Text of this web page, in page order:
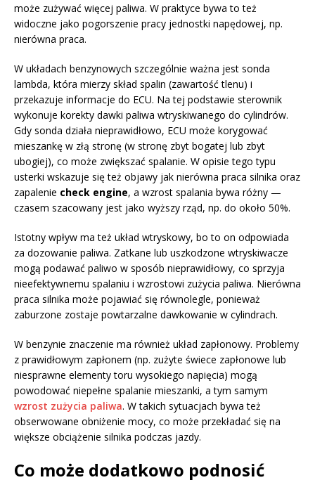
może zużywać więcej paliwa. W praktyce bywa to też
widoczne jako pogorszenie pracy jednostki napędowej, np.
nierówna praca.
W układach benzynowych szczególnie ważna jest sonda
lambda, która mierzy skład spalin (zawartość tlenu) i
przekazuje informacje do ECU. Na tej podstawie sterownik
wykonuje korekty dawki paliwa wtryskiwanego do cylindrów.
Gdy sonda działa nieprawidłowo, ECU może korygować
mieszankę w złą stronę (w stronę zbyt bogatej lub zbyt
ubogiej), co może zwiększać spalanie. W opisie tego typu
usterki wskazuje się też objawy jak nierówna praca silnika oraz
zapalenie check engine, a wzrost spalania bywa różny —
czasem szacowany jest jako wyższy rząd, np. do około 50%.
Istotny wpływ ma też układ wtryskowy, bo to on odpowiada
za dozowanie paliwa. Zatkane lub uszkodzone wtryskiwacze
mogą podawać paliwo w sposób nieprawidłowy, co sprzyja
nieefektywnemu spalaniu i wzrostowi zużycia paliwa. Nierówna
praca silnika może pojawiać się równolegle, ponieważ
zaburzone zostaje powtarzalne dawkowanie w cylindrach.
W benzynie znaczenie ma również układ zapłonowy. Problemy
z prawidłowym zapłonem (np. zużyte świece zapłonowe lub
niesprawne elementy toru wysokiego napięcia) mogą
powodować niepełne spalanie mieszanki, a tym samym
wzrost zużycia paliwa. W takich sytuacjach bywa też
obserwowane obniżenie mocy, co może przekładać się na
większe obciążenie silnika podczas jazdy.
Co może dodatkowo podnosić